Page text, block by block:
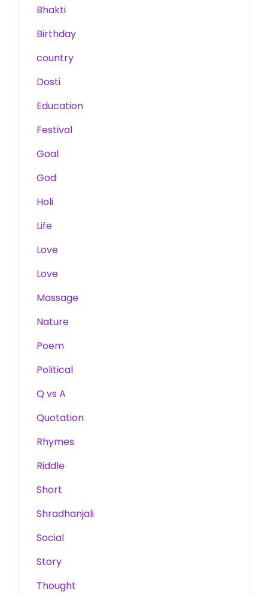
Bhakti
Birthday
country
Dosti
Education
Festival
Goal
God
Holi
Life
Love
Love
Massage
Nature
Poem
Political
Q vs A
Quotation
Rhymes
Riddle
Short
Shradhanjali
Social
Story
Thought